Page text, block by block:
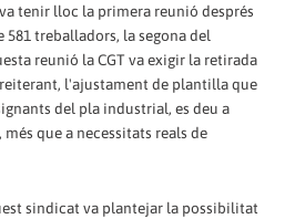
tenir lloc la primera reunió després
581 treballadors, la segona del
reunió la CGT va exigir la retirada
l'ajustament de plantilla que
del pla industrial, es deu a
que a necessitats reals de
sindicat va plantejar la possibilitat